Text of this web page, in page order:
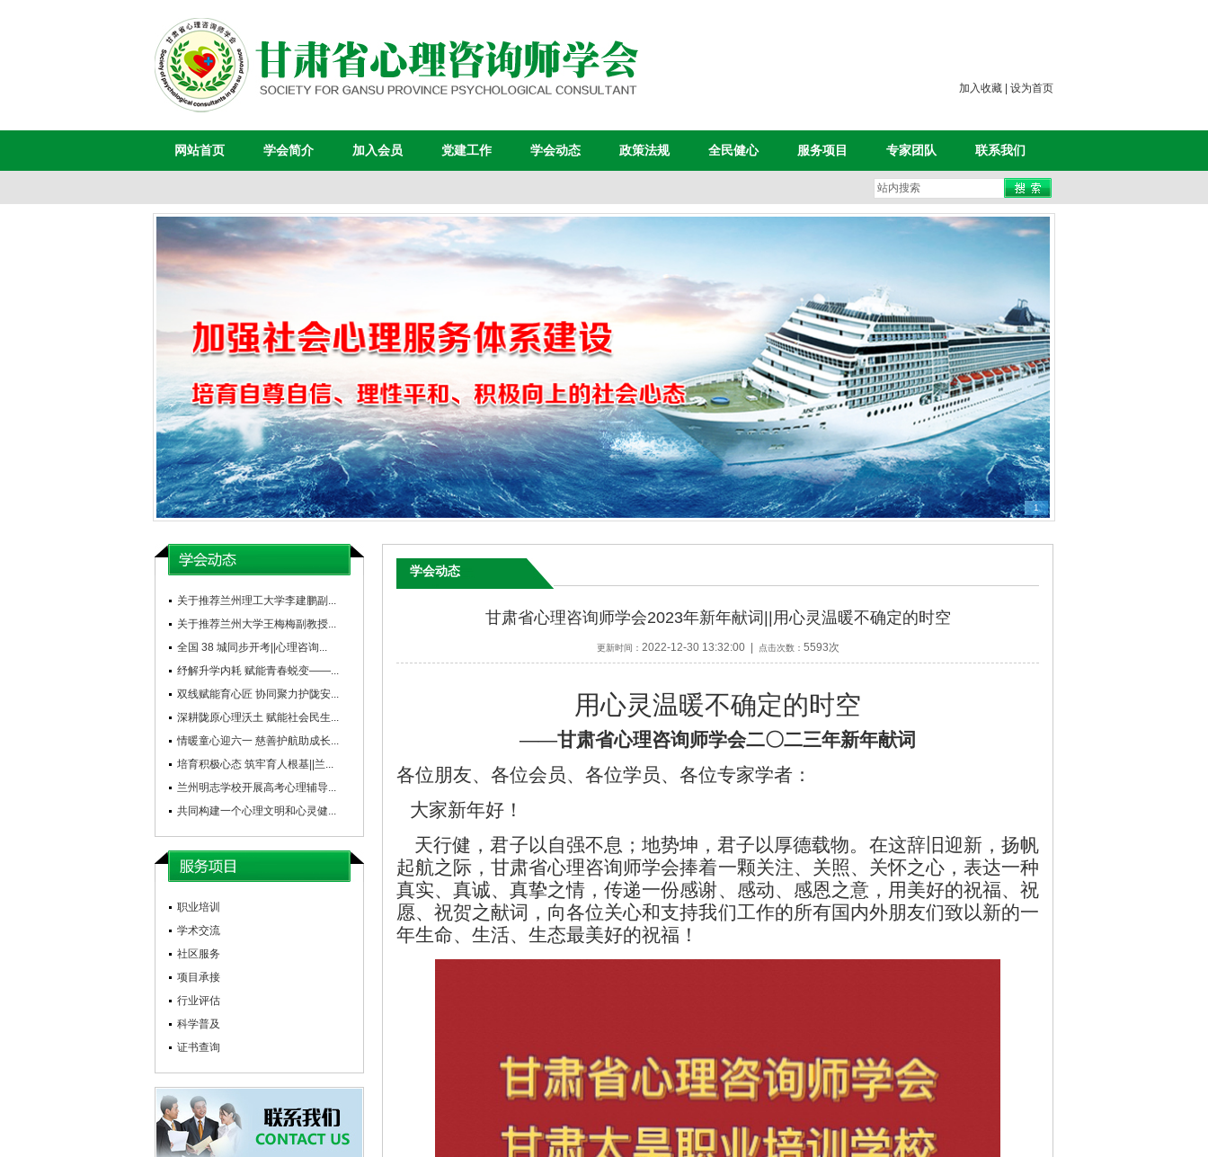
加入收藏 设为首页
网站首页 学会简介 加入会员 党建工作 学会动态 政策法规 全民健心 服务项目 专家团队 联系我们
1
关于推荐兰州理工大学李建鹏副...
关于推荐兰州大学王梅梅副教授...
全国 38 城同步开考||心理咨询...
纾解升学内耗 赋能青春蜕变——...
双线赋能育心匠 协同聚力护陇安...
深耕陇原心理沃土 赋能社会民生...
情暖童心迎六一 慈善护航助成长...
培育积极心态 筑牢育人根基||兰...
兰州明志学校开展高考心理辅导...
共同构建一个心理文明和心灵健...
职业培训
学术交流
社区服务
项目承接
行业评估
科学普及
证书查询
学会动态
甘肃省心理咨询师学会2023年新年献词||用心灵温暖不确定的时空
更新时间： 2022-12-30 13:32:00 | 点击次数： 5593次
用心灵温暖不确定的时空
——甘肃省心理咨询师学会二〇二三年新年献词
各位朋友、各位会员、各位学员、各位专家学者：
大家新年好！
天行健，君子以自强不息；地势坤，君子以厚德载物。在这辞旧迎新，扬帆
起航之际，甘肃省心理咨询师学会捧着一颗关注、关照、关怀之心，表达一种
真实、真诚、真挚之情，传递一份感谢、感动、感恩之意，用美好的祝福、祝
愿、祝贺之献词，向各位关心和支持我们工作的所有国内外朋友们致以新的一
年生命、生活、生态最美好的祝福！